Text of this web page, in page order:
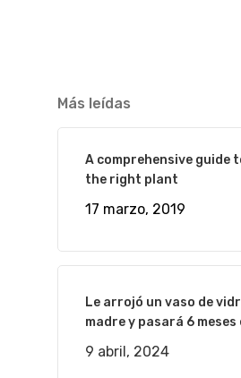
Más leídas
A comprehensive guide
the right plant
17 marzo, 2019
Le arrojó un vaso de
madre y pasará 6 meses
9 abril, 2024